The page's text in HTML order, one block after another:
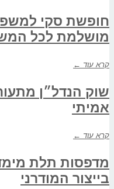
חופשת סקי
מושלמת לכל
קרא עוד ←
שוק הנדל״ן
אמיתי
קרא עוד ←
מדפסות תלת
בייצור המודרני